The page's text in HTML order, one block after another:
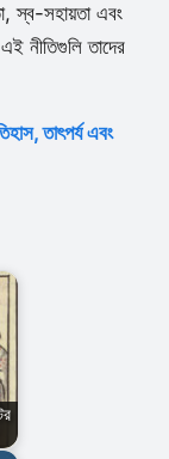
স্ব-সহায়তা এবং
নীতিগুলি তাদের
তাৎপর্য এবং